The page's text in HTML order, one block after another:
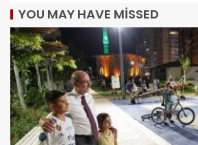
YOU MAY HAVE MISSED